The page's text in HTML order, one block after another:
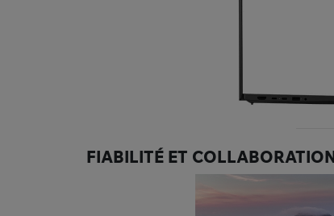
FIABILITÉ ET COLLABORATION